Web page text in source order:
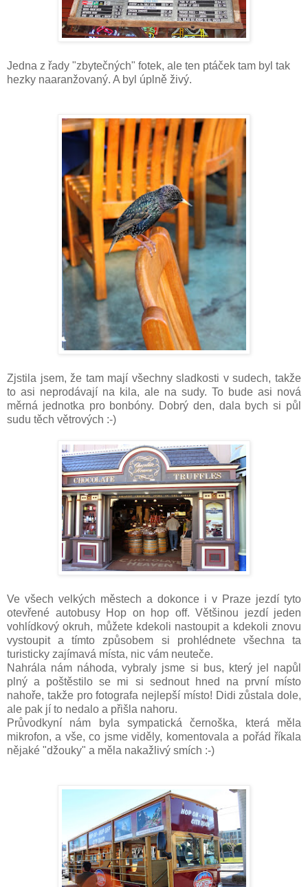
Jedna z řady "zbytečných" fotek, ale ten ptáček tam byl tak
hezky naaranžovaný. A byl úplně živý.
Zjstila jsem, že tam mají všechny sladkosti v sudech, takže
to asi neprodávají na kila, ale na sudy. To bude asi nová
měrná jednotka pro bonbóny. Dobrý den, dala bych si půl
sudu těch větrových :-)
Ve všech velkých městech a dokonce i v Praze jezdí tyto
otevřené autobusy Hop on hop off. Většinou jezdí jeden
vohlídkový okruh, můžete kdekoli nastoupit a kdekoli znovu
vystoupit a tímto způsobem si prohlédnete všechna ta
turisticky zajímavá místa, nic vám neuteče.
Nahrála nám náhoda, vybraly jsme si bus, který jel napůl
plný a poštěstilo se mi si sednout hned na první místo
nahoře, takže pro fotografa nejlepší místo! Didi zůstala dole,
ale pak jí to nedalo a přišla nahoru.
Průvodkyní nám byla sympatická černoška, která měla
mikrofon, a vše, co jsme viděly, komentovala a pořád říkala
nějaké "džouky" a měla nakažlivý smích :-)